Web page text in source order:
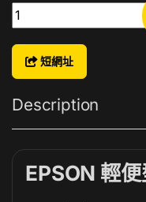
EPSON 輕便型投影機
短網址
Description
EPSON 輕